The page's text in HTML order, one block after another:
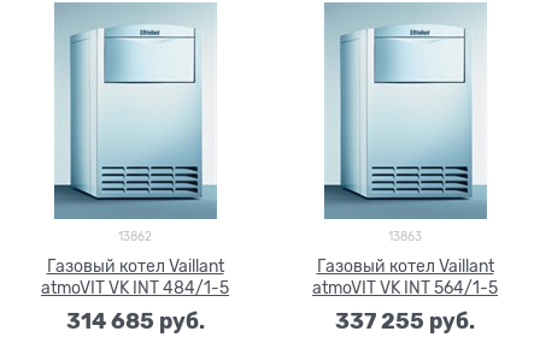
13862
Газовый котел Vaillant
atmoVIT VK INT 484/1-5
314 685 руб.
13863
Газовый котел Vaillant
atmoVIT VK INT 564/1-5
337 255 руб.